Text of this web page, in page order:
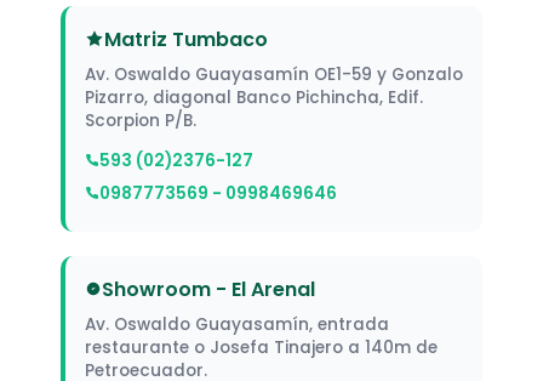
Matriz Tumbaco
Av. Oswaldo Guayasamín OE1-59 y Gonzalo
Pizarro, diagonal Banco Pichincha, Edif.
Scorpion P/B.
593 (02)2376-127
0987773569 - 0998469646
Showroom - El Arenal
Av. Oswaldo Guayasamín, entrada
restaurante o Josefa Tinajero a 140m de
Petroecuador.